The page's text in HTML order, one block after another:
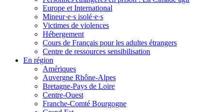
Europe et International
Mineur·e·s isolé·e·s
Victimes de violences
Hébergement
Cours de Français pour les adultes étrangers
Centre de ressources sensibilisation
En région
Amériques
Auvergne Rhône-Alpes
Bretagne-Pays de Loire
Centre-Ouest
Franche-Comté Bourgogne